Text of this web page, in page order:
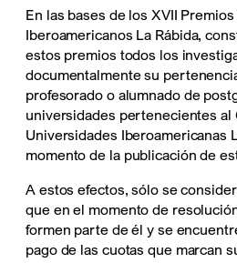
En las bases de los XVII
Iberoamericanos La Rábida,
estos premios todos los
documentalmente su
profesorado o alumnado de
universidades pertenecientes al
Universidades Iberoamericanas
momento de la publicación de
A estos efectos, sólo se
que en el momento de
formen parte de él y se
pago de las cuotas que marcan